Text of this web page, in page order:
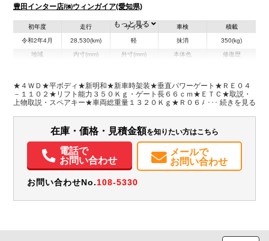
豊田インター店/㈱ウィンガイア(愛知県)
初年度
令和2年4月
走行
28,530(km)
サイズ
軽
車検
抹消
積載
350(kg)
地域 内寸(mm)
H:270
外寸(mm)
H:1,760
本体色 修復歴
装備情報
パワステ
もっと見る
★４ＷＤ★平ボディ★新明和★新車時架装★垂直パワーゲート★ＲＥ０４
－１１０２★リフト能力３５０Ｋｇ・ゲート長６６ｃｍ★ＥＴＣ★取説・
上物取説・スペアキー★車両総重量１３２０Ｋｇ★Ｒ０６Ａ・５０馬力★
ッグ★荷台ゴムマット★フロアマット・サイドバイザー
在庫・価格・見積金額を知りたい方はこちら
電話で
お問い合わせ
メールで
お問い合わせ
お問い合わせNo.108-5330